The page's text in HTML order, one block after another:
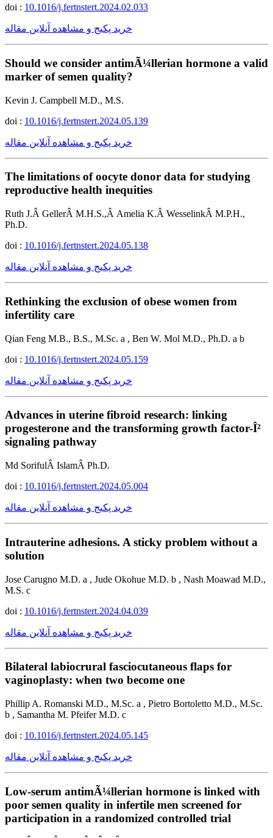
doi : 10.1016/j.fertnstert.2024.02.033
خرید پکیج و مشاهده آنلاین مقاله
Should we consider antimÃ¼llerian hormone a valid
marker of semen quality?
Kevin J. Campbell M.D., M.S.
doi : 10.1016/j.fertnstert.2024.05.139
خرید پکیج و مشاهده آنلاین مقاله
The limitations of oocyte donor data for studying
reproductive health inequities
Ruth J.Â GellerÂ M.H.S.,Â Amelia K.Â WesselinkÂ M.P.H.,
Ph.D.
doi : 10.1016/j.fertnstert.2024.05.138
خرید پکیج و مشاهده آنلاین مقاله
Rethinking the exclusion of obese women from
infertility care
Qian Feng M.B., B.S., M.Sc. a , Ben W. Mol M.D., Ph.D. a b
doi : 10.1016/j.fertnstert.2024.05.159
خرید پکیج و مشاهده آنلاین مقاله
Advances in uterine fibroid research: linking
progesterone and the transforming growth factor-Î²
signaling pathway
Md SorifulÂ IslamÂ Ph.D.
doi : 10.1016/j.fertnstert.2024.05.004
خرید پکیج و مشاهده آنلاین مقاله
Intrauterine adhesions. A sticky problem without a
solution
Jose Carugno M.D. a , Jude Okohue M.D. b , Nash Moawad M.D.,
M.S. c
doi : 10.1016/j.fertnstert.2024.04.039
خرید پکیج و مشاهده آنلاین مقاله
Bilateral labiocrural fasciocutaneous flaps for
vaginoplasty: when two become one
Phillip A. Romanski M.D., M.Sc. a , Pietro Bortoletto M.D., M.Sc.
b , Samantha M. Pfeifer M.D. c
doi : 10.1016/j.fertnstert.2024.05.145
خرید پکیج و مشاهده آنلاین مقاله
Low-serum antimÃ¼llerian hormone is linked with
poor semen quality in infertile men screened for
participation in a randomized controlled trial